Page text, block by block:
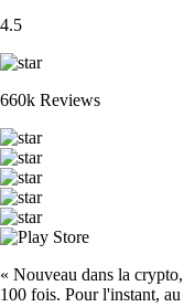
4.5
660k Reviews
« Nouveau dans la
100 fois. Pour l'instant,